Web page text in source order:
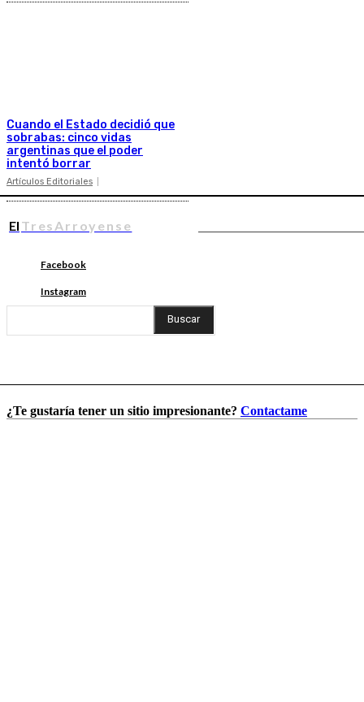
Cuando el Estado decidió que
sobrabas: cinco vidas
argentinas que el poder
intentó borrar
Artículos Editoriales
El TresArroyense
Facebook
Instagram
Buscar
¿Te gustaría tener un sitio impresionante? Contactame